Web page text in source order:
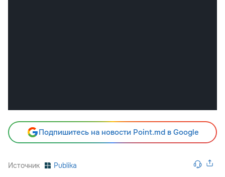
Подпишитесь на новости Point.md в Google
Источник Publika